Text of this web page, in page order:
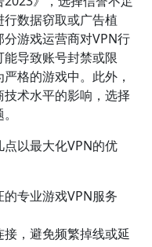
数据窃取或广告植
游戏运营商对VPN行
导致账号封禁或限
格的游戏中。此外，
术水平的影响，选择
以最大化VPN的优
专业游戏VPN服务
，避免频繁掉线或延